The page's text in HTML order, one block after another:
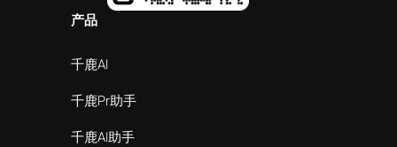
产品
千鹿AI
千鹿Pr助手
千鹿AI助手